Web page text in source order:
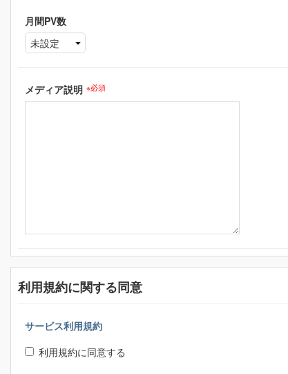
月間PV数
メディア説明 ※必須
利用規約に関する同意
サービス利用規約
利用規約に同意する